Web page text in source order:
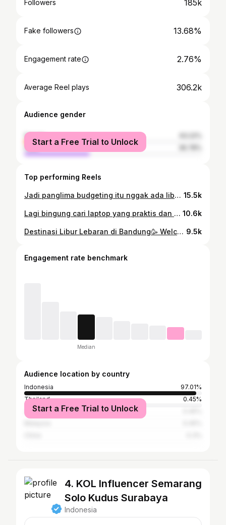
Followers 185k
Fake followers 13.68%
Engagement rate 2.76%
Average Reel plays 306.2k
Audience gender
female
male
Start a Free Trial to Unlock
Top performing Reels
Jadi panglima budgeting itu nggak ada liburnya 😭 Ramadan adem… tapi pengeluaran rame banget 🌙💸 Takjil lucu dikit beli 🍡 Bukber katanya cuma sekali… eh nambah 😌 THR? Wajib. Sedekah? Maunya maksimal 🤍 Capeknya bukan keluar uangnya, tapi takut salah atur & ganggu tabungan utama 😵‍💫 Sekarang aku bikin semuanya punya “rumah” sendiri pakai Kantong di Krom 💜 Biar cashflow aman, ibadah juga lebih tenang ✨ Kalau kamu juga tim panglima budgeting, sini ngaku 👀👇 @krom.bank #Krom #GrowYourMoney #RamadanReady #BudgetingLife 15.5k
Lagi bingung cari laptop yang praktis dan ga ribet untuk kerja atau kuliah? Kenalin Acer Aspire Go 14 AI 💻 Laptop modern yang emang dirancang buat kita yang produktivitasnya tinggi. Laptop ini sudah dilengkapi Intel®️ Core™️ Ultra 7 Processor serta didukung Intel®️ AI Boost NPU. Selain itu, mereka menyediakan SSD 512GB dan RAM 16GB. Yuk tunggu apalagi segera miliki laptop canggih ini hanya di @agres.id dan dapatkan gratis 1 tahun agrescare dengan garansi lengkap serta tambahan garansi 2 tahun servis setelah garansi resmi brand berakhir! Dan ada promo menarik beli 1 gratis 3 dengan mendapatkan TWS, pouch, dan voucher 100rb 🥳 #IntelCore #IntelCoreUltra #IntelArc #AgresID 10.6k
Destinasi Libur Lebaran di Bandung🥳 Welcome to Skyward project bandung 🔥💫 Spotnya magical, wahananya seru buat semua umur! Apalagi ditemani cemilan favorite aku dari Snack BonCabe Makaroni Krispi Nacho Cheese level 2🔥🧀 Teksturnya rangu, kejunya kerasa pisan , campuran pedes sareng asin pas pisan, NGEUNAHH Pokokna 🤤 Pokoknya liburan wajib bawa yang snack Boncabe Makaroni Krispi ini biar momen jalan-jalan jadi lebih seru 🫶🏻❤️ @officialboncabe #MakaroniKrispi #BonCabe #LiburanBandung #Skyward #ExploreBandung 9.5k
Engagement rate benchmark
Median
Audience location by country
Indonesia
97.01%
Thailand
0.45%
Japan
Start a Free Trial to Unlock
4. KOL Influencer Semarang
Solo Kudus Surabaya
Indonesia